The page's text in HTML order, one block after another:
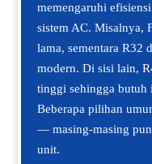
memengaruhi
sistem AC. Misalnya,
lama, sementara R32
modern. Di sisi lain,
tinggi sehingga butuh
Beberapa pilihan
— masing-masing
unit.